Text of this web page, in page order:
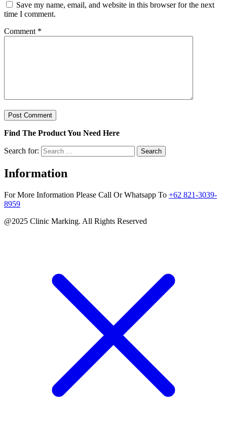
Save my name, email, and website in this browser for the next
time I comment.
Comment *
Find The Product You Need Here
Search for:
Information
For More Information Please Call Or Whatsapp To +62 821-3039-
8959
@2025 Clinic Marking. All Rights Reserved